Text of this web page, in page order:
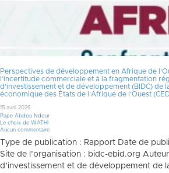
Perspectives de développement en Afrique de
l’incertitude commerciale et à la fragmentation
d’investissement et de développement (BIDC) de
économique des États de l’Afrique de l’Ouest
15 avril 2026
Pape Abdou Ndour
Le choix de WATHI
Aucun commentaire
Type de publication : Rapport Date de
Site de l’organisation : bidc-ebid.org
d’investissement et de développement de